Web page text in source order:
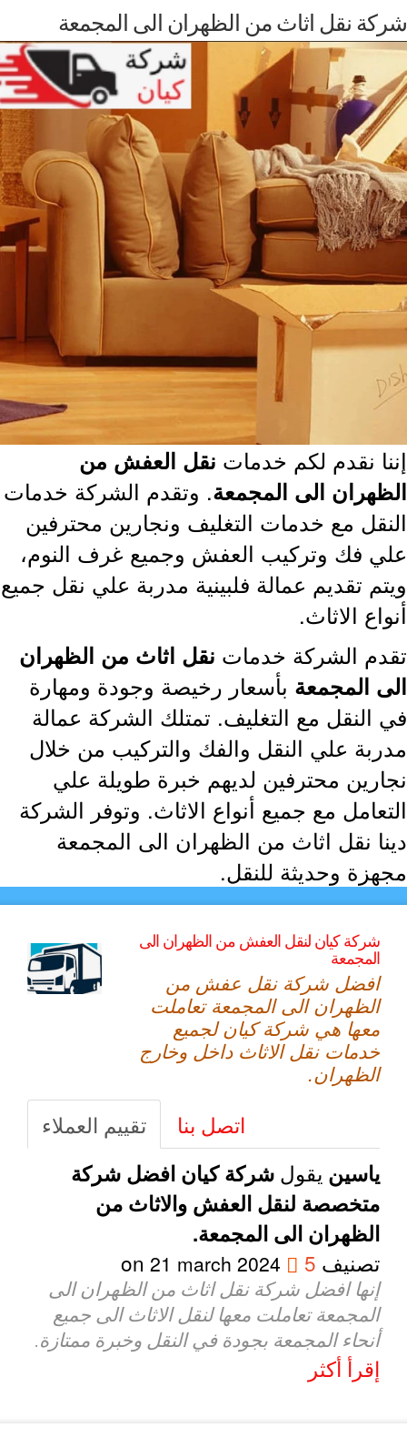
نقل اثاث من الظهران الى المجمعة
نقدم لكم خدماتنقل العفش من
الى المجمعة. وتقدم الشركة خدمات
مع خدمات التغليف ونجارين محترفين
فك وتركيب العفش وجميع غرف النوم،
تقديم عمالة فلبينية مدربة علي نقل جميع
الاثاث.
الشركة خدماتنقل اثاث من الظهران
المجمعةبأسعار رخيصة وجودة ومهارة
النقل مع التغليف. تمتلك الشركة عمالة
علي النقل والفك والتركيب من خلال
محترفين لديهم خبرة طويلة علي
مع جميع أنواع الاثاث. وتوفر الشركة
نقل اثاث من الظهران الى المجمعة
وحديثة للنقل.
شركة كيان لنقل العفش من الظهران الى
المجمعة
افضل شركة نقل عفش من
الظهران الى المجمعة تعاملت
معها هي شركة كيان لجميع
خدمات نقل الاثاث داخل وخارج
الظهران.
تقييم العملاء
اتصل بنا
ياسينيقولشركة كيان افضل شركة
متخصصة لنقل العفش والاثاث من
الظهران الى المجمعة.
تصنيف5
21 march 2024
إنها افضل شركة نقل اثاث من الظهران الى
المجمعة تعاملت معها لنقل الاثاث الى جميع
أنحاء المجمعة بجودة في النقل وخبرة ممتازة.
إقرأ أكثر